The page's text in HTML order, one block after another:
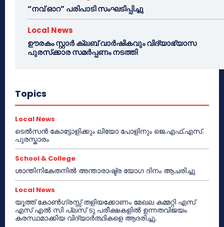
“നവ് ഓറ” പരിപാടി സംഘടിപ്പിച്ചു
Local News
ഊരകം സ്റ്റാർ ക്ലബ് വാർഷികവും വിദ്യാഭ്യാസ
പുരസ്‌ക്കാര സമർപ്പണം നടത്തി
Topics
Local News
ടെൽസൻ കോട്ടോളിക്കും ലിയോ പോളിനും ജെ.എഫ്.എസ്.
പുരസ്കാരം
School & College
ശാന്തിനികേതനിൽ അന്താരാഷ്ട്ര യോഗ ദിനം ആചരിച്ചു
Local News
യൂത്ത് കോൺഗ്രസ്സ് തളിയക്കോണം മേഖല കമ്മറ്റി എസ്
എസ് എൽ സി പ്ലസ് ടു പരീക്ഷകളിൽ ഉന്നതവിജയം
കരസ്ഥമാക്കിയ വിദ്യാർത്ഥികളെ ആദരിച്ചു.